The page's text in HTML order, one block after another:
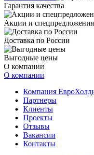
Гарантия качества
Акции и спецпредложения
Доставка по России
Выгодные цены
О компании
О компании
Компания
Партнеры
Клиенты
Проекты
Отзывы
Вакансии
Контакты